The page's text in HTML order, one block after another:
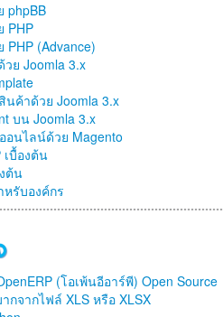
phpBB
PHP
(Advance)
ย Joomla 3.x
นค้าด้วย Joomla 3.x
บน Joomla 3.x
อนไลน์ด้วย Magento
เบื้องต้น
ต้น
รับองค์กร
(โอเพ้นอีอาร์พี) Open Source
จากไฟล์ XLS หรือ XLSX